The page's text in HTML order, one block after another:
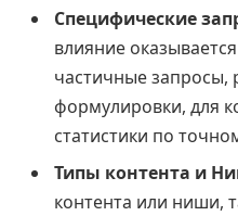
Специфические
влияние
частичные запросы,
формулировки, для
статистики по
Типы контента и
контента или ниши,